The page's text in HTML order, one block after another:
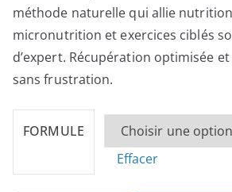
a
g
e
d
méthode naturelle qui allie
micronutrition et exercices ciblés
d’expert. Récupération optimisée
sans frustration.
FORMULE
Effacer